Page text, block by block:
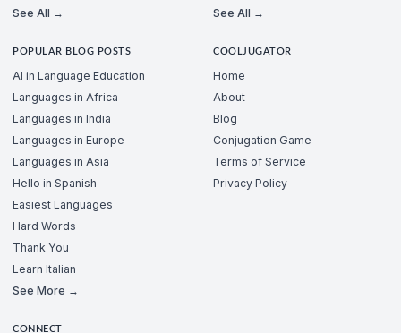
See All →
See All →
POPULAR BLOG POSTS
AI in Language Education
Languages in Africa
Languages in India
Languages in Europe
Languages in Asia
Hello in Spanish
Easiest Languages
Hard Words
Thank You
Learn Italian
See More →
COOLJUGATOR
Home
About
Blog
Conjugation Game
Terms of Service
Privacy Policy
CONNECT